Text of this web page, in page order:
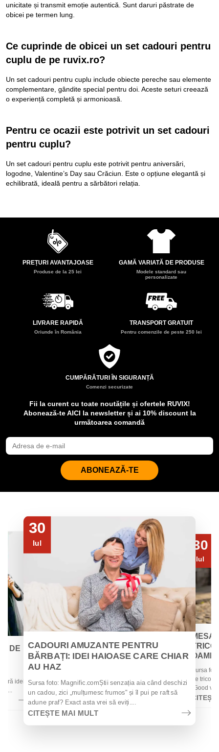
unicitate și transmit emoție autentică. Sunt daruri păstrate de
obicei pe termen lung.
Ce cuprinde de obicei un set cadouri pentru
cuplu de pe ruvix.ro?
Un set cadouri pentru cuplu include obiecte pereche sau elemente
complementare, gândite special pentru doi. Aceste seturi creează
o experiență completă și armonioasă.
Pentru ce ocazii este potrivit un set cadouri
pentru cuplu?
Un set cadouri pentru cuplu este potrivit pentru aniversări,
logodne, Valentine’s Day sau Crăciun. Este o opțiune elegantă și
echilibrată, ideală pentru a sărbători relația.
PREȚURI AVANTAJOASE
Produse de la 25 lei
GAMĂ VARIATĂ DE PRODUSE
Modele standard sau
personalizate
LIVRARE RAPIDĂ
Oriunde în România
TRANSPORT GRATUIT
Pentru comenzile de peste 250 lei
CUMPĂRĂTURI ÎN SIGURANȚĂ
Comenzi securizate
Fii la curent cu toate noutățile și ofertele RUVIX!
Abonează-te AICI la newsletter și ai 10% discount la
următoarea comandă
ABONEAZĂ-TE
DE
idei
la...
30
Iul
CADOURI AMUZANTE PENTRU
BĂRBAȚI: IDEI HAIOASE CARE CHIAR
AU HAZ
Sursa foto: Magnific.comȘtii senzația aia când deschizi
un cadou, zici „mulțumesc frumos" și îl pui pe raft să
adune praf? Exact asta vrei să eviți....
CITEȘTE MAI MULT
30
Iul
Sursa
de
„Good